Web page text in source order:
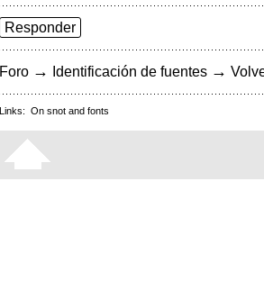
Responder
Foro → Identificación de fuentes →
Links: On snot and fonts